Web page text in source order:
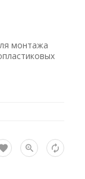
монтажа